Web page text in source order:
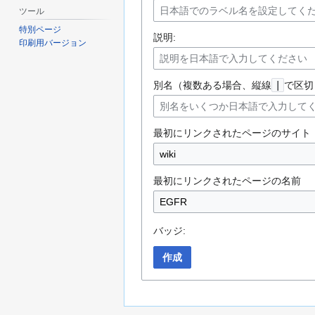
説明:
別名（複数ある場合、縦線 で区
最初にリンクされたページのサイト
最初にリンクされたページの名前
バッジ:
作成
ツール
特別ページ
印刷用バージョン